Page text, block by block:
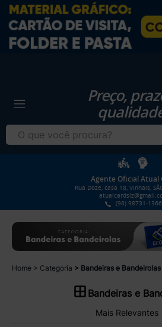
Preço,
Agente Oficial Atual
Rua Doze, casa 18, Vinhais,
(98) 98731-1366
Home Categoria Bandeiras e Bandeirolas
Bandeiras e